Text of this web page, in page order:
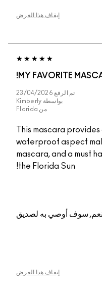
إيقاف هذا العرض
MY FAVORITE
تم الرفع 23/04/2026
بواسطة Kimberly
من Florida
This mascara
waterproof aspect
mascara, and a must
the Florida Sun!
سوف أوصي به لصديق
إيقاف هذا العرض